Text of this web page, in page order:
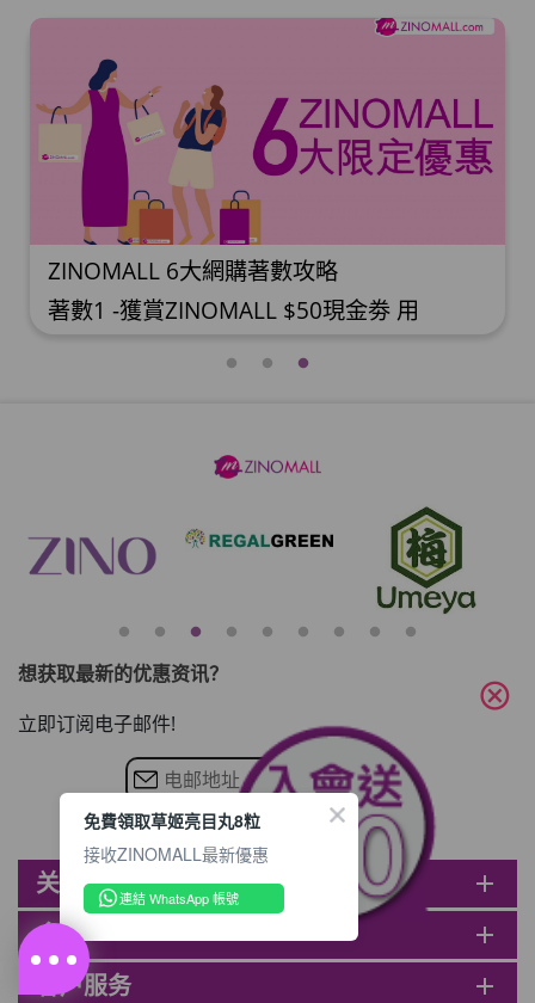
ZINOMALL 6大網購著數攻略
著數1 -獲賞ZINOMALL $50現金劵 用
購會員，$50現金劵會自動加入閣下
次。 著數2- 新會員購物滿$680(折實)即減
$80, 再送豐富迎新禮物 【迎新禮物優惠
劵】會自動加入閣下ZINOMALL的賬戶，新
會員單次購物滿$680(折實)，網上付款時使
用優惠劵，即減$80及送神秘迎新禮物。 著
數3- 新會員購物滿$1088(折實)即減$150,
想获取最新的优惠资讯？
立即订阅电子邮件!
关于ZINOMALL add
会员 add
客户服务 add
cancel
免費領取草姬亮目丸8粒
接收ZINOMALL最新優惠
連結 WhatsApp 帳號